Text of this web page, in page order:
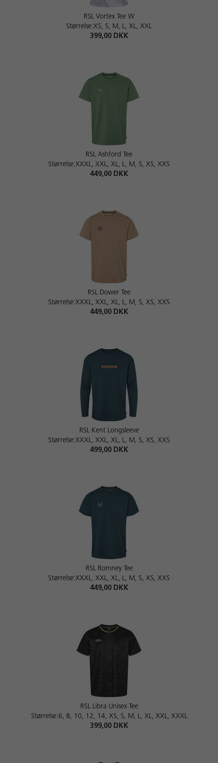
RSL Vortex Tee W
Størrelse:XS, S, M, L, XL, XXL
399,00 DKK
RSL Ashford Tee
Størrelse:XXXL, XXL, XL, L, M, S, XS, XXS
449,00 DKK
RSL Dower Tee
Størrelse:XXXL, XXL, XL, L, M, S, XS, XXS
449,00 DKK
RSL Kent Longsleeve
Størrelse:XXXL, XXL, XL, L, M, S, XS, XXS
499,00 DKK
RSL Romney Tee
Størrelse:XXXL, XXL, XL, L, M, S, XS, XXS
449,00 DKK
RSL Libra Unisex Tee
Størrelse:6, 8, 10, 12, 14, XS, S, M, L, XL, XXL, XXXL
399,00 DKK